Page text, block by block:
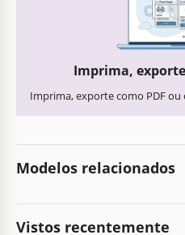
Imprima,
Imprima, exporte como PDF
Modelos relacionados
Vistos recentemente